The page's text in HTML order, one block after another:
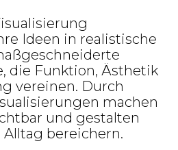
Ideen in realistische
die Funktion, Ästhetik
vereinen. Durch
machen
und gestalten
Alltag bereichern.